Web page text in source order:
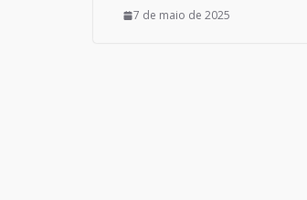
7 de maio de 2025